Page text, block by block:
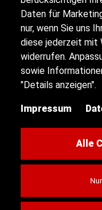
Daten für
nur, wenn Sie uns
diese jederzeit mit
widerrufen.
sowie
"Details anzeigen".
Impressum
Alle
Impressum
Datenschutz
Sitemap
Kontakt
Cookie-Einstellungen